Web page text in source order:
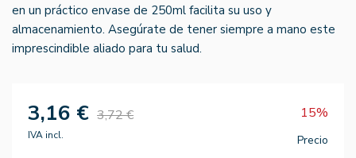
en un práctico envase de 250ml facilita su uso y
almacenamiento. Asegúrate de tener siempre a mano este
imprescindible aliado para tu salud.
3,16 € 3,72 € 15%
IVA incl. Precio